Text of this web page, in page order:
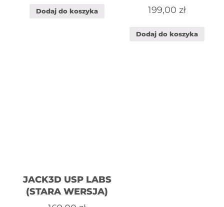
Dodaj do koszyka
199,00 zł
Dodaj do koszyka
JACK3D USP LABS
(STARA WERSJA)